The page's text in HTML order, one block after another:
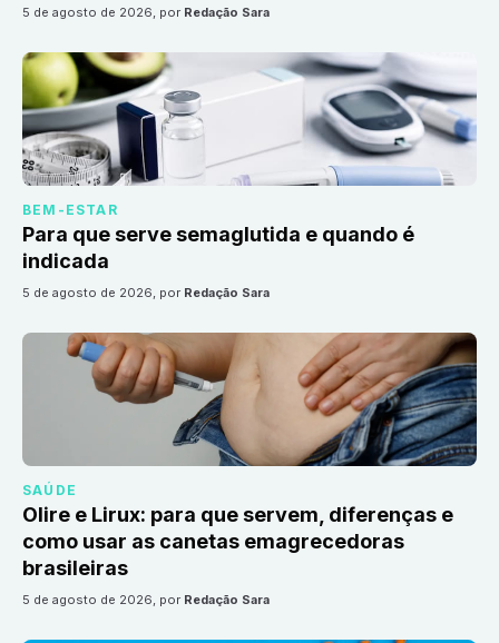
5 de agosto de 2026, por Redação Sara
BEM-ESTAR
Para que serve semaglutida e quando é
indicada
5 de agosto de 2026, por Redação Sara
SAÚDE
Olire e Lirux: para que servem, diferenças e
como usar as canetas emagrecedoras
brasileiras
5 de agosto de 2026, por Redação Sara